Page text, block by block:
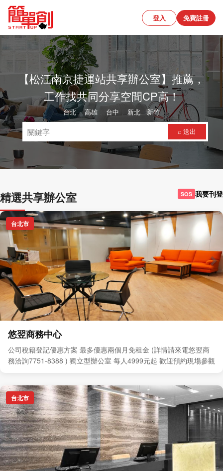
登入 免費註冊
【松江南京捷運站共享辦公室】推薦，
工作找共同分享空間CP高！
台北、高雄 台中 新北、新竹
⌕ 送出
精選共享辦公室 SOS 我要刊登
台北市
悠翌商務中心
公司稅籍登記優惠方案 最多優惠兩個月免租金 (詳情請來電悠翌商
務洽詢7751-8388 ) 獨立型辦公室 每人4999元起 歡迎預約現場參觀
台北市